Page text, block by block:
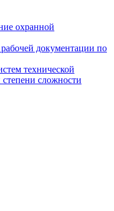
охранной
документации по
технической
степени сложности